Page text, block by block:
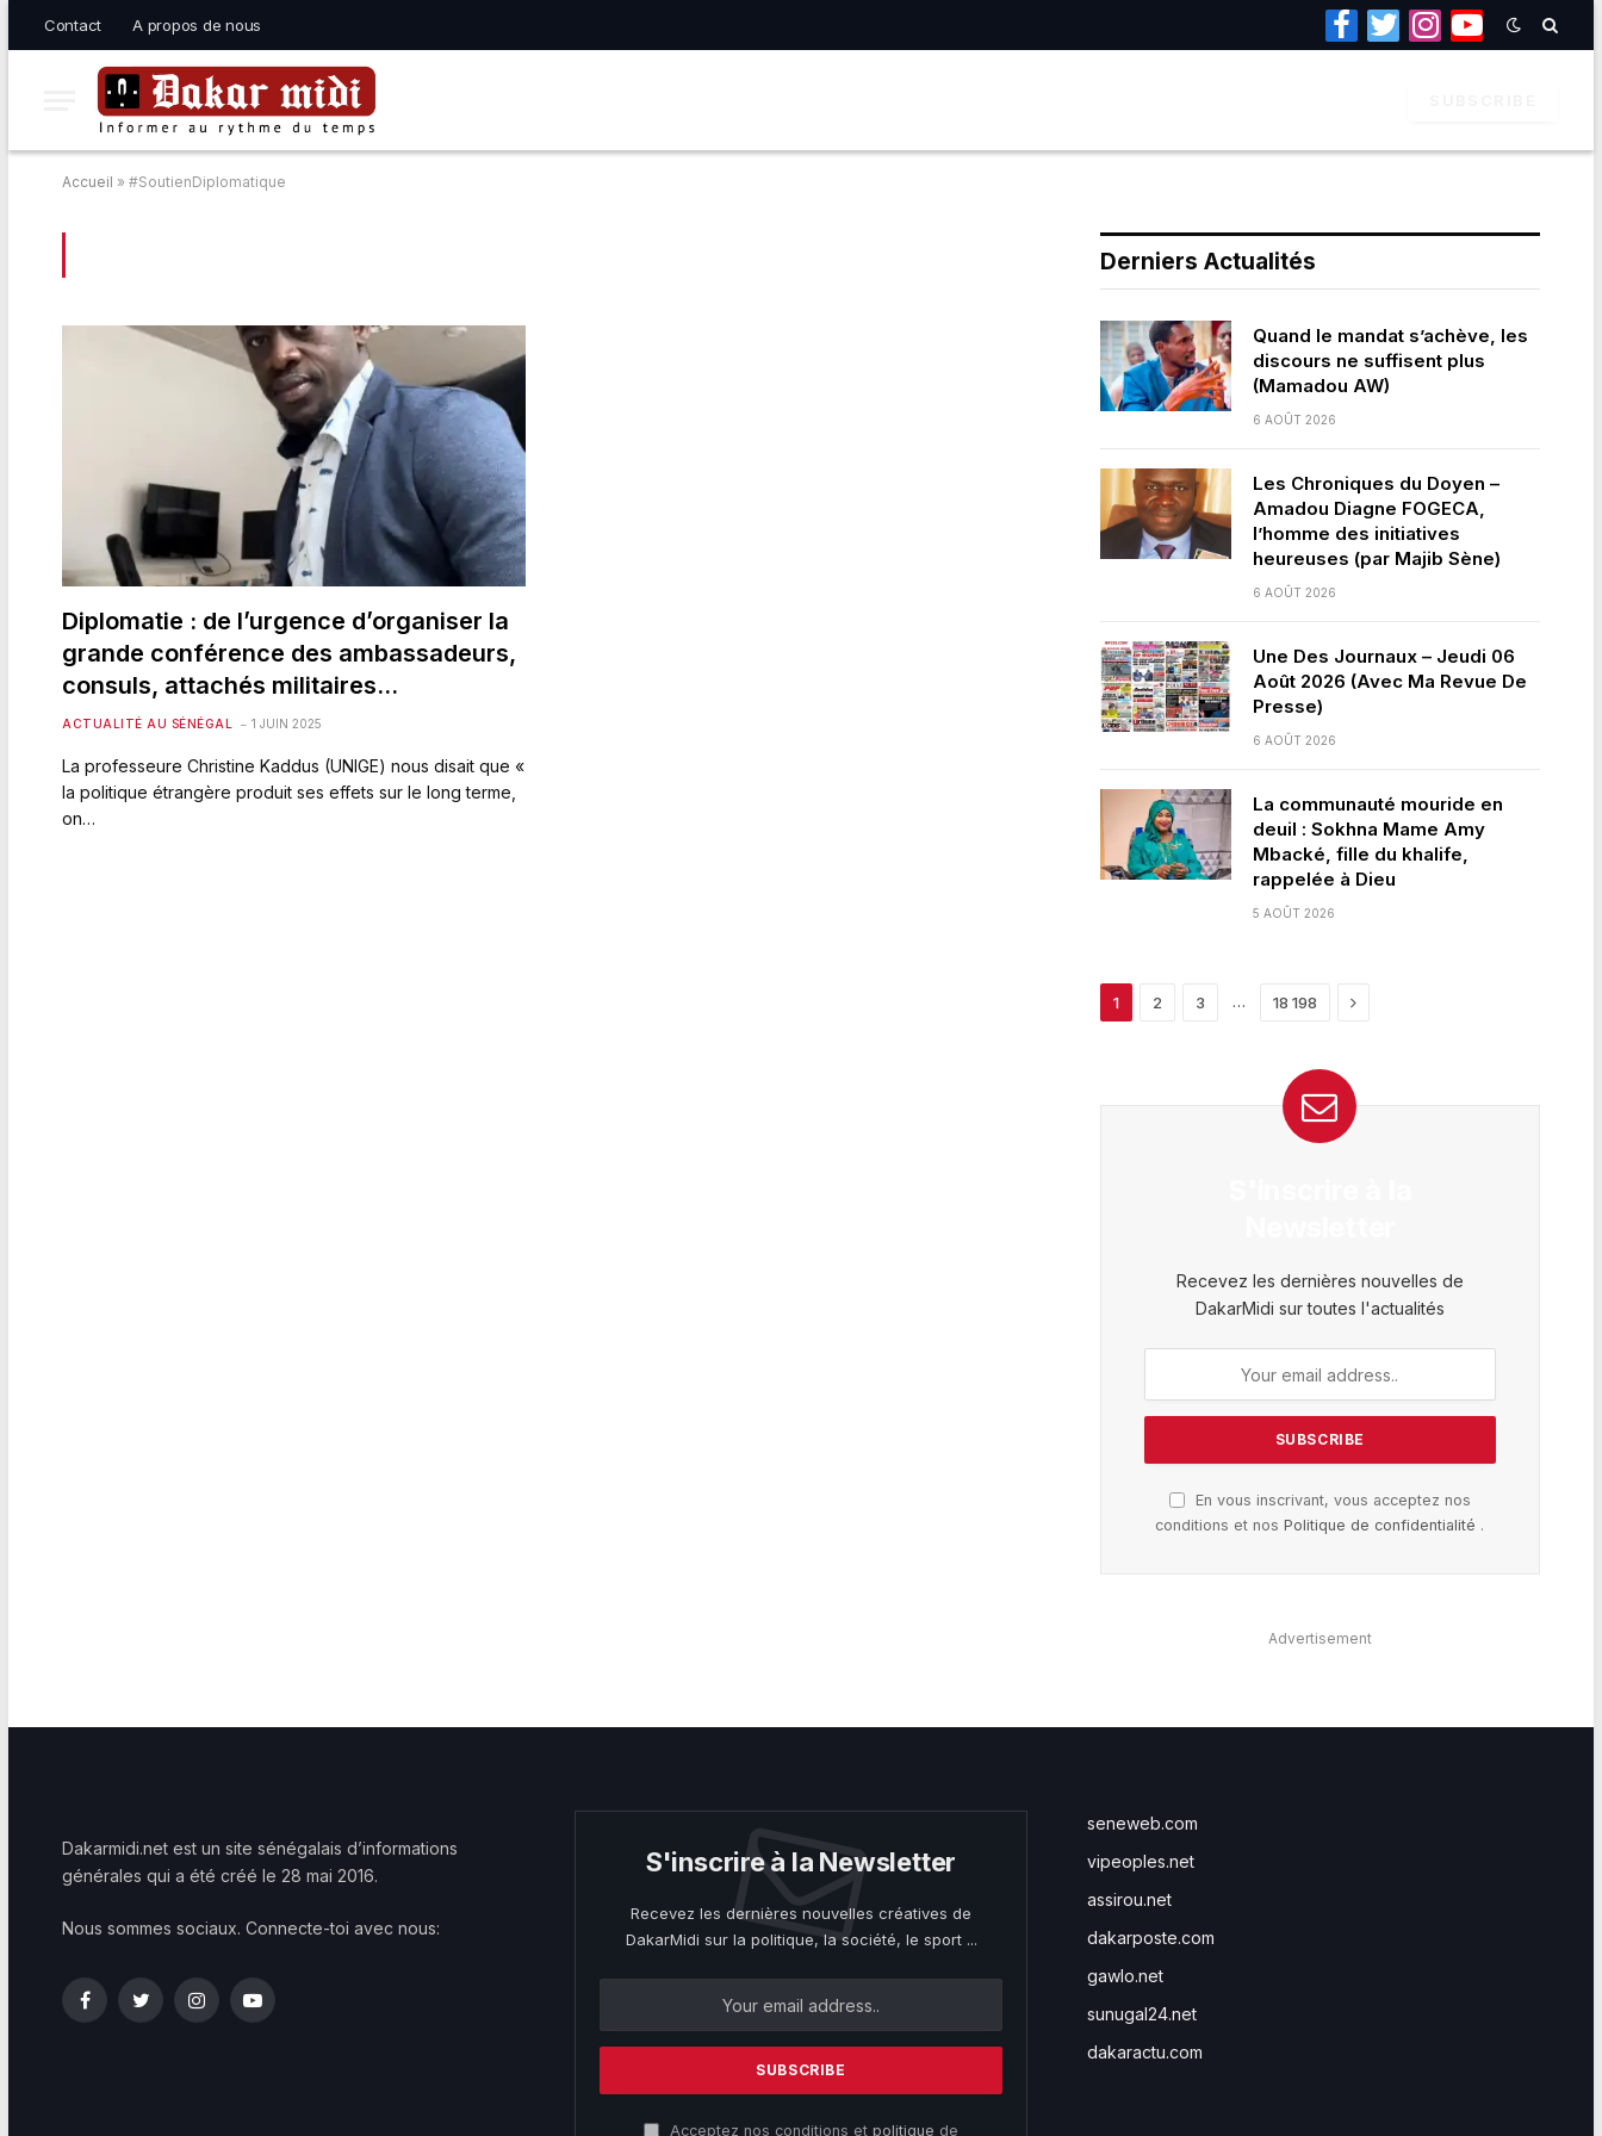
Contact A propos de nous
Facebook
TwitterInstagramYouTube
Accueil » #SoutienDiplomatique
Diplomatie : de l’urgence d’organiser la
grande conférence des ambassadeurs,
consuls, attachés militaires…
ACTUALITÉ AU SÉNÉGAL 1 JUIN 2025
La professeure Christine Kaddus (UNIGE) nous disait que «
la politique étrangère produit ses effets sur le long terme,
on…
Derniers Actualités
Quand le mandat s’achève, les
discours ne suffisent plus
(Mamadou AW)
6 AOÛT 2026
Les Chroniques du Doyen –
Amadou Diagne FOGECA,
l’homme des initiatives
heureuses (par Majib Sène)
6 AOÛT 2026
Une Des Journaux – Jeudi 06
Août 2026 (Avec Ma Revue De
Presse)
6 AOÛT 2026
La communauté mouride en
deuil : Sokhna Mame Amy
Mbacké, fille du khalife,
rappelée à Dieu
5 AOÛT 2026
1 2 3 … 18 198 Next
Recevez les dernières nouvelles de
DakarMidi sur toutes l'actualités
En vous inscrivant, vous acceptez nos
conditions et nosPolitique de confidentialité .
Advertisement
Dakarmidi.net est un site sénégalais d’informations
générales qui a été créé le 28 mai 2016.
Nous sommes sociaux. Connecte-toi avec nous:
FacebookTwitterInstagramYouTube
S'inscrire à la Newsletter
Recevez les dernières nouvelles créatives de
DakarMidi sur la politique, la société, le sport ...
Acceptez nos conditions et politique de
seneweb.com
vipeoples.net
assirou.net
dakarposte.com
gawlo.net
sunugal24.net
dakaractu.com